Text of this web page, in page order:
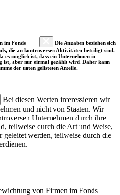
im Fonds
Die Angaben beziehen sich
die an kontroversen Aktivitäten beteiligt sind.
es möglich ist, dass ein Unternehmen in
ist, aber nur einmal gezählt wird. Daher kann
der unten gelisteten Anteile.
Bei diesen Werten interessieren wir
und nicht von Staaten. Wir
Unternehmen durch ihre
teilweise durch die Art und Weise,
geleitet werden, teilweise durch die
von Firmen im Fonds